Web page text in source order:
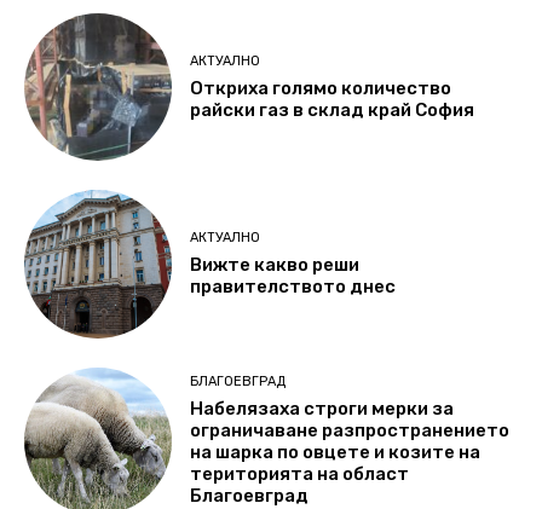
АКТУАЛНО
Откриха голямо количество
райски газ в склад край София
АКТУАЛНО
Вижте какво реши
правителството днес
БЛАГОЕВГРАД
Набелязаха строги мерки за
ограничаване разпространението
на шарка по овцете и козите на
територията на област
Благоевград